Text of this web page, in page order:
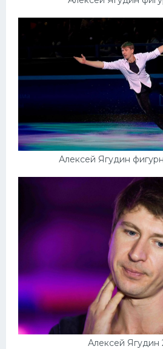
Алексей Ягудин
Алексей Ягудин